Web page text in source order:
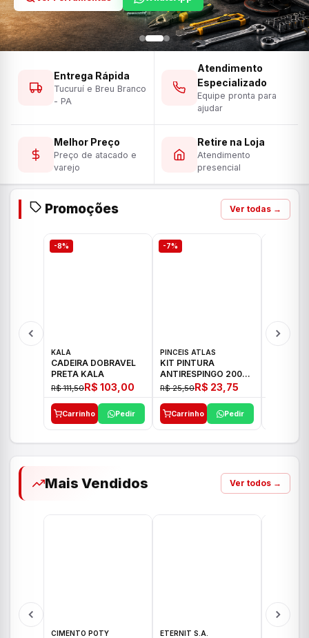
Entrega Rápida
Tucuruí e Breu Branco
- PA
Atendimento
Especializado
Equipe pronta para
ajudar
Melhor Preço
Preço de atacado e
varejo
Retire na Loja
Atendimento
presencial
Promoções Ver todas →
-8%
KALA
CADEIRA DOBRAVEL
PRETA KALA
R$ 111,50R$ 103,00
Carrinho Pedir
-7%
PINCEIS ATLAS
KIT PINTURA
ANTIRESPINGO 2003
ATLAS 03 PCS
R$ 25,50R$ 23,75
Carrinho Pedir
Mais Vendidos Ver todos →
CIMENTO POTY ETERNIT S.A.